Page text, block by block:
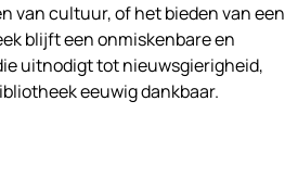
van cultuur, of het bieden van een
blijft een onmiskenbare en
uitnodigt tot nieuwsgierigheid,
eeuwig dankbaar.